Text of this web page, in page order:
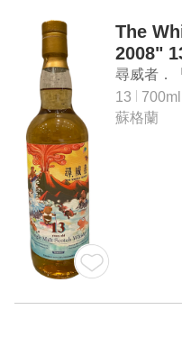
The
2008"
Scotch
尋威者．
格蘭威士忌
13
700ml
蘇格蘭